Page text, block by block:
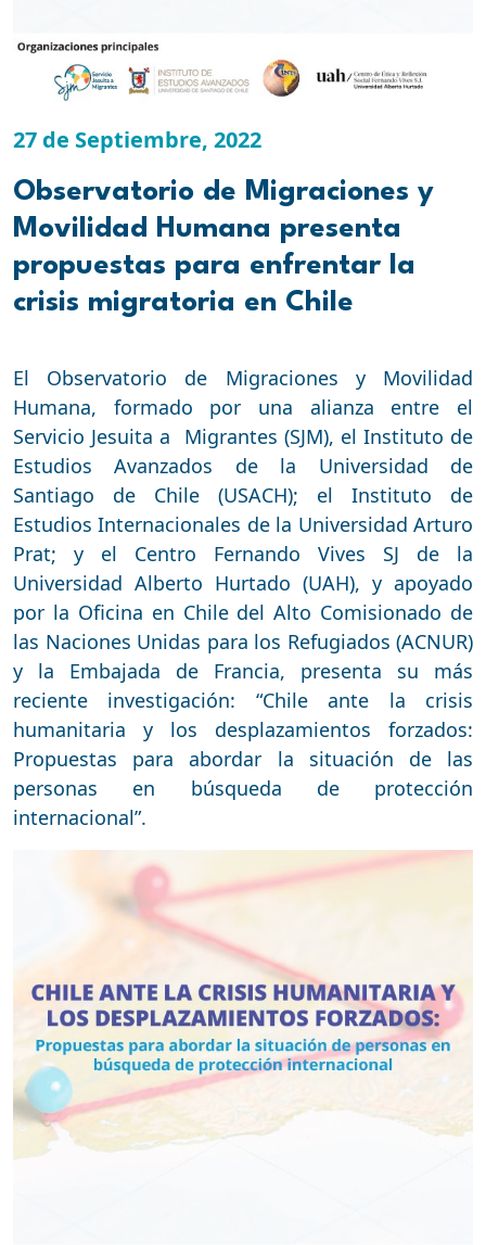
27 de Septiembre, 2022
Observatorio de Migraciones y
Movilidad Humana presenta
propuestas para enfrentar la
crisis migratoria en Chile
El Observatorio de Migraciones y Movilidad
Humana, formado por una alianza entre el
Servicio Jesuita a Migrantes (SJM), el Instituto de
Estudios Avanzados de la Universidad de
Santiago de Chile (USACH); el Instituto de
Estudios Internacionales de la Universidad Arturo
Prat; y el Centro Fernando Vives SJ de la
Universidad Alberto Hurtado (UAH), y apoyado
por la Oficina en Chile del Alto Comisionado de
las Naciones Unidas para los Refugiados (ACNUR)
y la Embajada de Francia, presenta su más
reciente investigación: “Chile ante la crisis
humanitaria y los desplazamientos forzados:
Propuestas para abordar la situación de las
personas en búsqueda de protección
internacional”.